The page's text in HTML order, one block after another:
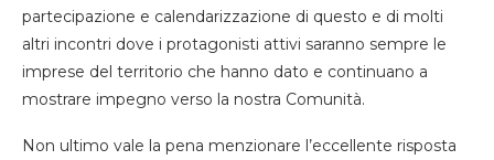
partecipazione e calendarizzazione di questo e di molti
altri incontri dove i protagonisti attivi saranno sempre le
imprese del territorio che hanno dato e continuano a
mostrare impegno verso la nostra Comunità.
Non ultimo vale la pena menzionare l’eccellente risposta